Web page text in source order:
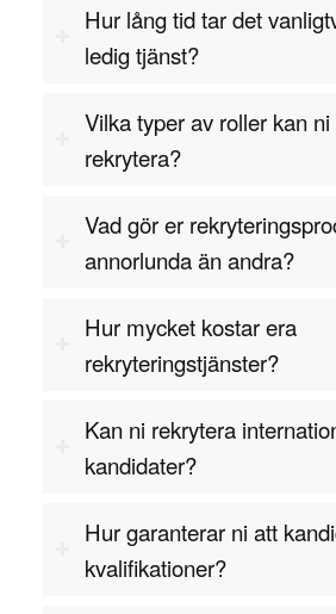
Kontakta oss för offert
Hur lång tid tar det
ledig tjänst?
Vilka typer av roller kan
rekrytera?
Vad gör er
annorlunda än andra?
Hur mycket kostar era
rekryteringstjänster?
Kan ni rekrytera
kandidater?
Hur garanterar ni att
kvalifikationer?